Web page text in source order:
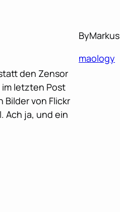
den Zensor
im letzten Post
von Flickr
Ach ja, und ein
By
maology